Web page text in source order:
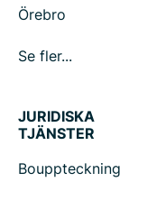
Örebro
Se fler...
JURIDISKA
TJÄNSTER
Bouppteckning